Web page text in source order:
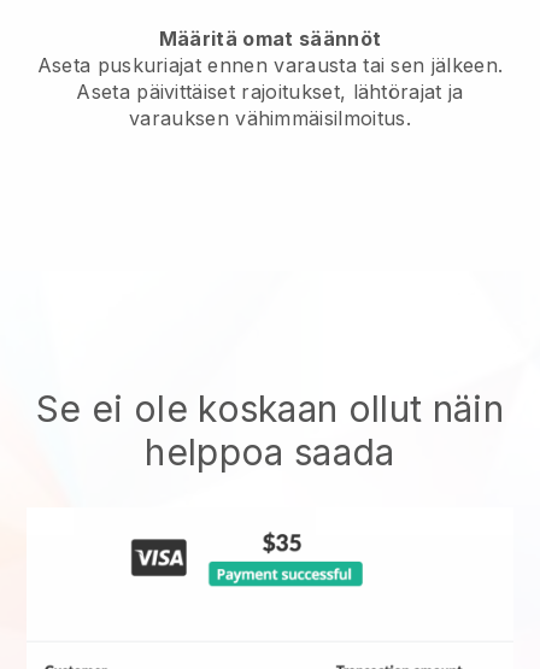
Määritä omat säännöt
Aseta puskuriajat ennen varausta tai sen jälkeen.
Aseta päivittäiset rajoitukset, lähtörajat ja
varauksen vähimmäisilmoitus.
Se ei ole koskaan ollut näin
helppoa saada